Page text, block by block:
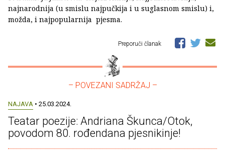
najnarodnija (u smislu najpučkija i u suglasnom smislu) i,
možda, i najpopularnija pjesma.
Preporuči članak
– POVEZANI SADRŽAJ –
NAJAVA • 25.03.2024.
Teatar poezije: Andriana Škunca/Otok,
povodom 80. rođendana pjesnikinje!